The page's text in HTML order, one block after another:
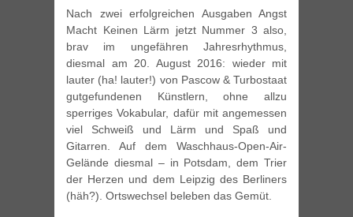
Nach zwei erfolgreichen Ausgaben Angst
Macht Keinen Lärm jetzt Nummer 3 also,
brav im ungefähren Jahresrhythmus,
diesmal am 20. August 2016: wieder mit
lauter (ha! lauter!) von Pascow & Turbostaat
gutgefundenen Künstlern, ohne allzu
sperriges Vokabular, dafür mit angemessen
viel Schweiß und Lärm und Spaß und
Gitarren. Auf dem Waschhaus-Open-Air-
Gelände diesmal – in Potsdam, dem Trier
der Herzen und dem Leipzig des Berliners
(häh?). Ortswechsel beleben das Gemüt.